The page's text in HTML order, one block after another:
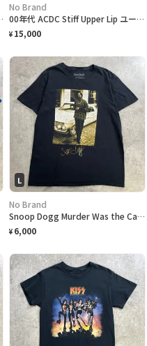
ピンガール バックプリント アドバタイジング
No Brand
00年代 ACDC Stiff Upper Lip ユーロツアーTシャツ バンドTシャツ メンズS相当 古着 00s Y2K VINTAGE ヴィンテージ アンガス・ヤング バンT シングルステッチ 黒
¥ 15,000
L
No Brand
Snoop Dogg Murder Was the Case スヌープドッグ フォトプリントT ラップTシャツ メンズL 古着 映画 アーティスト ヒップホップ HIPHOP 黒
¥ 6,000